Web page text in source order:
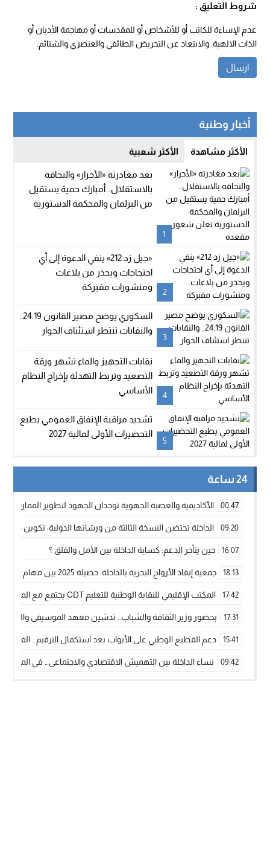
شروط التعليق :
عدم الإساءة للكاتب أو للأشخاص أو للمقدسات أو مهاجمة الأديان أو
الذات الالهية. والابتعاد عن التحريض الطائفي والعنصري والشتائم.
أخبار وطنية
الأكثر مشاهدة الأكثر شعبية
1
بعد مغادرته «الأحرار» والتحاقه
بالاستقلال.. أمبارك حمية يستقيل
من البرلمان والمحكمة الدستورية
2
«جيل زد 212» ينفي الدعوة إلى أي
احتجاجات ويحذر من بلاغات
ومنشورات مفبركة
3
والنقابات تنتظر استئناف الحوار
4
نقابات التجهيز والماء تشهر ورقة
التصعيد وتربط التهدئة بإخراج النظام
الأساسي
5
تشديد مراقبة الإنفاق العمومي يطبع
التحضيرات الأولى لمالية 2027
24 ساعة
00:47 الأكاديمية والعصبة الجهوية توحدان الجهود لتطوير الممارسة
09:20 الداخلة تحتضن النسخة الثالثة من ورشاتها الدولية: تكوين
16:07 حين يتأخر الدعم: كسابة الداخلة بين الأمل والقلق ؟
18:13 جمعية إنقاذ الأرواح البحرية بالداخلة: حصيلة 2025 بين مهام الإنقاذ ومشروع “دار البحار”
17:42 المكتب الإقليمي للنقابة الوطنية للتعليم CDT يجتمع مع المدير الإقليمي لمناقشة ملفات جوهرية لنساء ورجال التعليم
17:31 بحضور وزير الثقافة والشباب.. تدشين معهد الموسيقى والفنون
15:41 دعم القطيع الوطني على الأبواب بعد استكمال الترقيم…
09:42 نساء الداخلة بين التهميش الاقتصادي والاجتماعي… في المؤسسات